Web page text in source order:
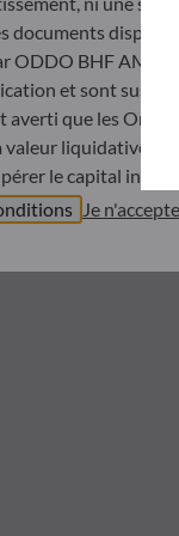
documents
ODDO BHF AM à
et sont
averti que les
liquidative
le capital
dans un OPC,
ne saurait
informations
lié à
conseiller fiscal
Je